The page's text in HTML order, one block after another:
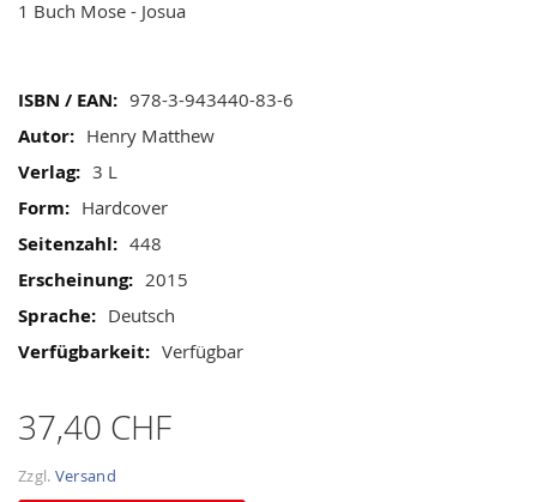
1 Buch Mose - Josua
Mehr
Informationen
978-3-943440-83-6
Henry Matthew
3 L
Hardcover
448
2015
Deutsch
Verfügbar
37,40 CHF
Zzgl. Versand
images